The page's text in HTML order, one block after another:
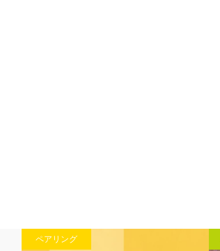
ペアリング